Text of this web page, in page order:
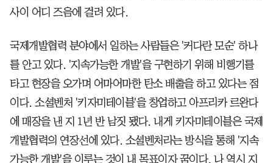
사이 어디 즈음에 걸려 있다.
국제개발협력 분야에서 일하는 사람들은 '커다란 모순' 하나
를 안고 있다. '지속가능한 개발'을 구현하기 위해 비행기를
타고 현장을 오가며 어마어마한 탄소 배출을 하고 있다는 점
이다. 소셜벤처 '키자미테이블'을 창업하고 아프리카 르완다
에 매장을 낸 지 1년 반 남짓 됐다. 내게 키자미테이블은 국제
개발협력의 연장선에 있다. 소셜벤처라는 방식을 통해 '지속
가능한 개발'을 이루는 것이 내 목표이자 꿈이다. 나 역시 지